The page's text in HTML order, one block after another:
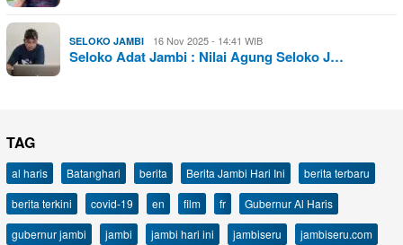
SELOKO JAMBI 16 Nov 2025 - 14:41 WIB
Seloko Adat Jambi : Nilai Agung Seloko J…
TAG
al haris Batanghari berita Berita Jambi Hari Ini
berita terbaru
berita terkini
covid-19 en film fr
Gubernur Al Haris
gubernur jambi
jambi jambi hari ini jambiseru
jambiseru.com